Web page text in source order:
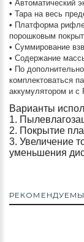
• Автоматический
• Тара на весь
• Платформа
порошковым
• Суммирование
• Содержание
• По
комплектоваться
аккумулятором и с
Варианты
1.
2. Покрытие
3. Увеличение
уменьшения